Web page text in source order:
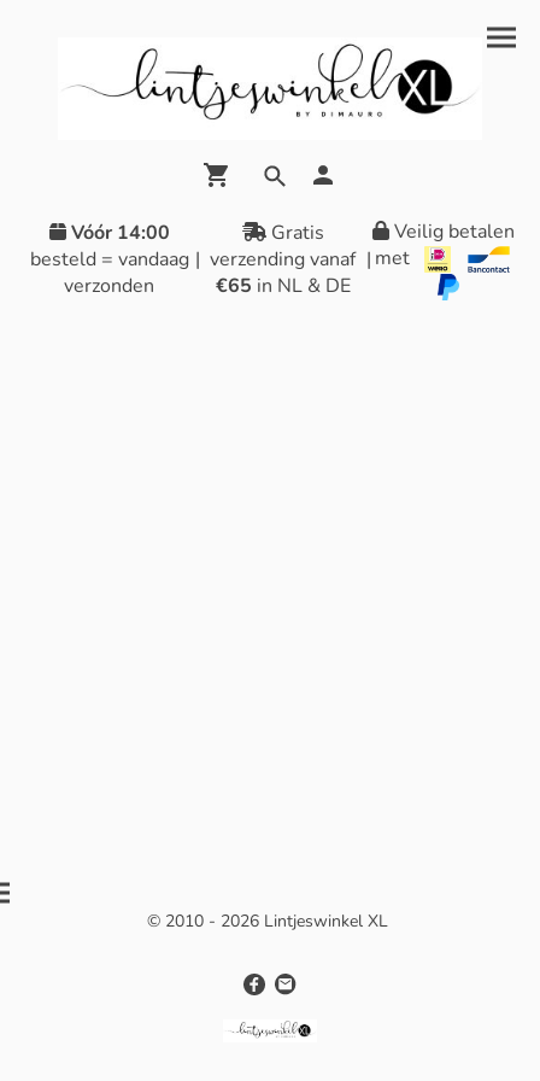
Vóór 14:00
besteld = vandaag
verzonden
|
Gratis
verzending vanaf
€65 in NL & DE
|
Veilig betalen
met
© 2010 - 2026 Lintjeswinkel XL